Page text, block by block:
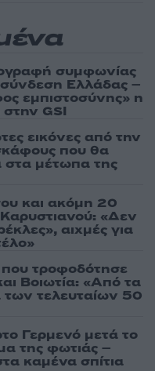
συμφωνίας
Ελλάδας –
εμπιστοσύνης» η
GSI
εικόνες από την
που θα
στα μέτωπα της
και ακόμη 20
«Δεν
αιχμές για
τροφοδότησε
Βοιωτία: «Από τα
των τελευταίων 50
Γερμενό μετά το
της φωτιάς –
καμένα σπίτια